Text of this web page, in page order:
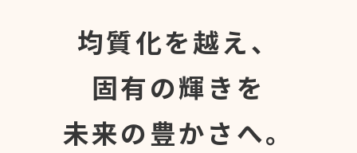
均質化を越え、
固有の輝きを
未来の豊かさへ。